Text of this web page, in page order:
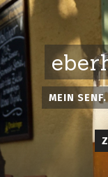
MEIN